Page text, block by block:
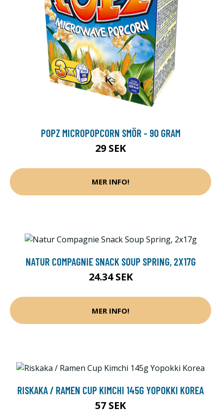
POPZ MICROPOPCORN SMÖR - 90 GRAM
29 SEK
MER INFO!
NATUR COMPAGNIE SNACK SOUP SPRING, 2X17G
24.34 SEK
MER INFO!
RISKAKA / RAMEN CUP KIMCHI 145G YOPOKKI KOREA
57 SEK